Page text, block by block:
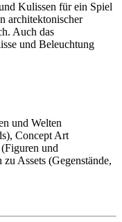
Kulissen für ein Spiel
architektonischer
Auch das
und Beleuchtung
und Welten
Concept Art
und
Assets (Gegenstände,